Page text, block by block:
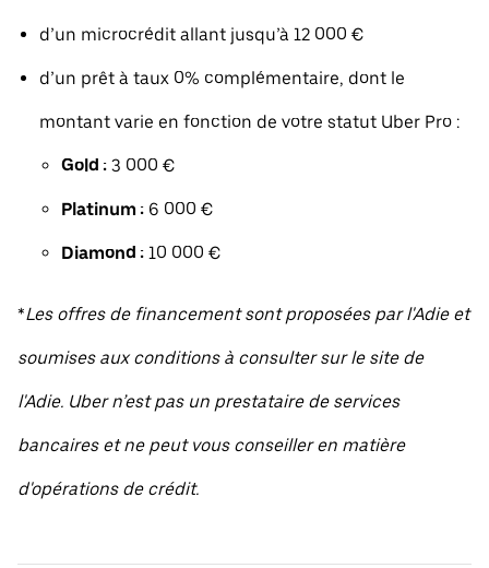
d’un microcrédit allant jusqu’à 12 000 €
d’un prêt à taux 0% complémentaire, dont le
montant varie en fonction de votre statut Uber Pro :
Gold : 3 000 €
Platinum : 6 000 €
Diamond : 10 000 €
*Les offres de financement sont proposées par l'Adie et
soumises aux conditions à consulter sur le site de
l'Adie. Uber n’est pas un prestataire de services
bancaires et ne peut vous conseiller en matière
d'opérations de crédit.